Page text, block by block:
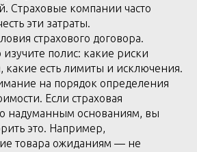
Страховые компании часто
эти затраты.
страхового договора.
полис: какие риски
какие есть лимиты и исключения.
на порядок определения
Если страховая
надуманным основаниям, вы
это. Например,
товара ожиданиям — не